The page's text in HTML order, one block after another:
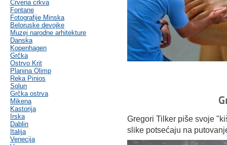
Crvena crkva
Fontane
Fotografije Minska
Beloruske devojke
Muzej narodne arhitekture
Danska
Kopenhagen
Grčka
Ostrvo Krit
Planina Olimp
Reka Pinios
Solun
Grčka ostrva
Mikena
Kastorija
Irska
Dablin
Italija
Venecija
Gregori Tilker piše svoje
slike potsećaju na